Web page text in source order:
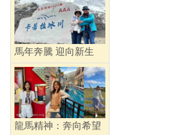
馬年奔騰 迎向新生
龍馬精神：奔向希望